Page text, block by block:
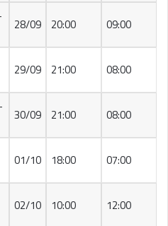
28/09 20:00 09:00
29/09 21:00 08:00
30/09 21:00 08:00
01/10 18:00 07:00
02/10 10:00 12:00